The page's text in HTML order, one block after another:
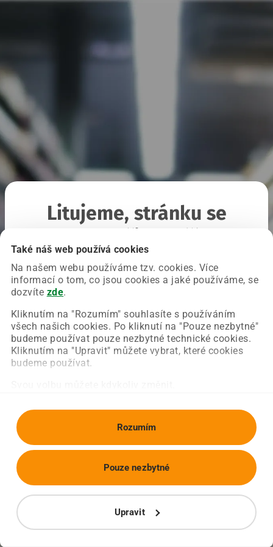
Také náš web používá cookies
Na našem webu používáme tzv. cookies. Více
informací o tom, co jsou cookies a jaké používáme, se
dozvíte zde.
Kliknutím na "Rozumím" souhlasíte s používáním
všech našich cookies. Po kliknutí na "Pouze nezbytné"
budeme používat pouze nezbytné technické cookies.
Kliknutím na "Upravit" můžete vybrat, které cookies
budeme používat.
Rozumím
Upravit
Pouze nezbytné
Litujeme, stránku se
Chyba nastala na naší straně a už ji opravujeme.
Zkuste prosím znovu načíst požadovanou stránku.
Obnovit stránku Úvodní strana